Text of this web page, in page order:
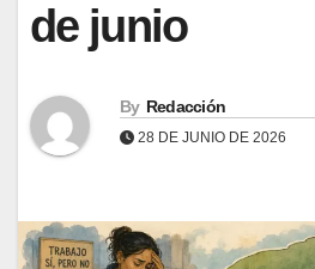
de junio
By Redacción
28 DE JUNIO DE 2026